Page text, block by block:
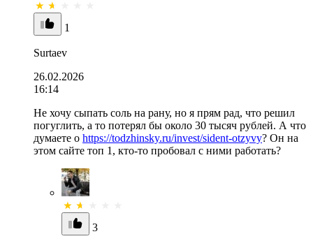
1
Surtaev
26.02.2026
16:14
Не хочу сыпать соль на рану, но я прям рад, что решил
погуглить, а то потерял бы около 30 тысяч рублей. А что
думаете о https://todzhinsky.ru/invest/sident-otzyvy? Он на
этом сайте топ 1, кто-то пробовал с ними работать?
3